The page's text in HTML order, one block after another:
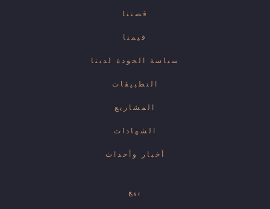
قصتنا
قيمنا
سياسة الجودة لدينا
التطبيقات
المشاريع
الشهادات
أخبار وأحداث
بيع